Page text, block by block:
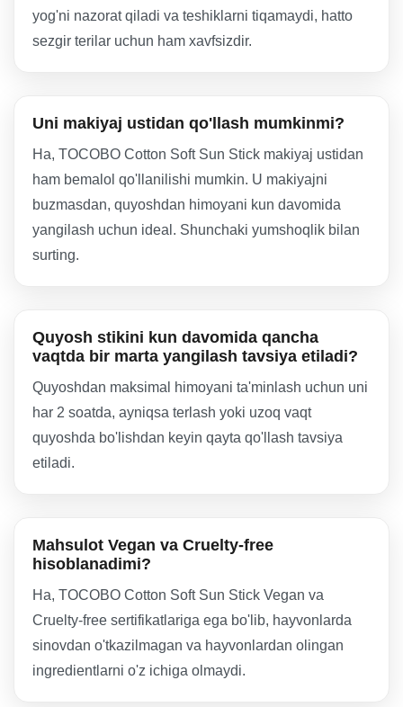
yog'ni nazorat qiladi va teshiklarni tiqamaydi, hatto
sezgir terilar uchun ham xavfsizdir.
Uni makiyaj ustidan qo'llash mumkinmi?
Ha, TOCOBO Cotton Soft Sun Stick makiyaj ustidan
ham bemalol qo'llanilishi mumkin. U makiyajni
buzmasdan, quyoshdan himoyani kun davomida
yangilash uchun ideal. Shunchaki yumshoqlik bilan
surting.
Quyosh stikini kun davomida qancha
vaqtda bir marta yangilash tavsiya etiladi?
Quyoshdan maksimal himoyani ta'minlash uchun uni
har 2 soatda, ayniqsa terlash yoki uzoq vaqt
quyoshda bo'lishdan keyin qayta qo'llash tavsiya
etiladi.
Mahsulot Vegan va Cruelty-free
hisoblanadimi?
Ha, TOCOBO Cotton Soft Sun Stick Vegan va
Cruelty-free sertifikatlariga ega bo'lib, hayvonlarda
sinovdan o'tkazilmagan va hayvonlardan olingan
ingredientlarni o'z ichiga olmaydi.